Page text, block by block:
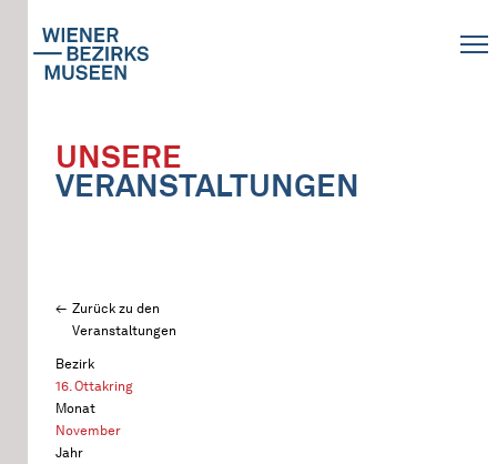
UNSERE
VERANSTALTUNGEN
Zurück zu den
Veranstaltungen
Bezirk
16. Ottakring
Monat
November
Jahr